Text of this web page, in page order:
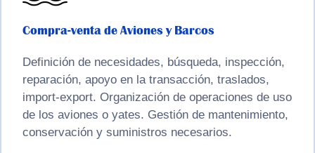
Compra-venta de Aviones y Barcos
Definición de necesidades, búsqueda, inspección,
reparación, apoyo en la transacción, traslados,
import-export. Organización de operaciones de uso
de los aviones o yates. Gestión de mantenimiento,
conservación y suministros necesarios.